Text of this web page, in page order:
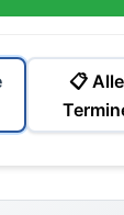
📋 Alle